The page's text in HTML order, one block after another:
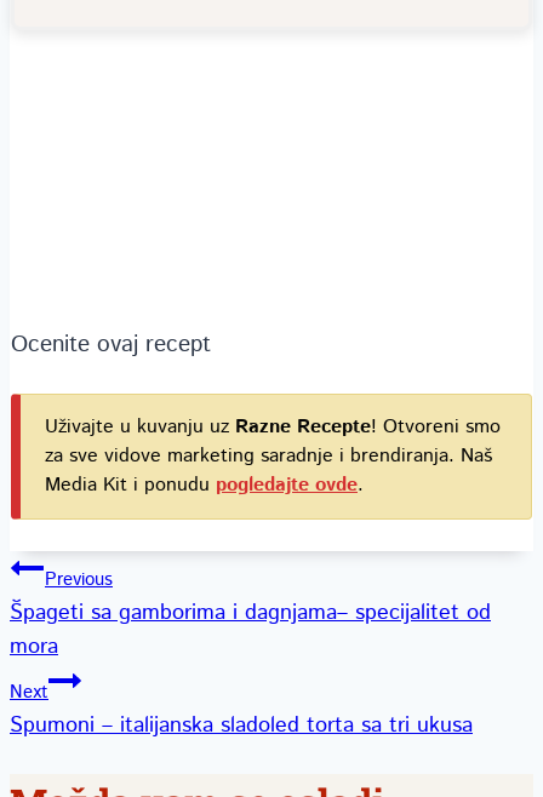
Ocenite ovaj recept
Uživajte u kuvanju uz Razne Recepte! Otvoreni smo
za sve vidove marketing saradnje i brendiranja. Naš
Media Kit i ponudu pogledajte ovde.
Kretanje
članka
Previous
Špageti sa gamborima i dagnjama– specijalitet od
mora
Next
Spumoni – italijanska sladoled torta sa tri ukusa